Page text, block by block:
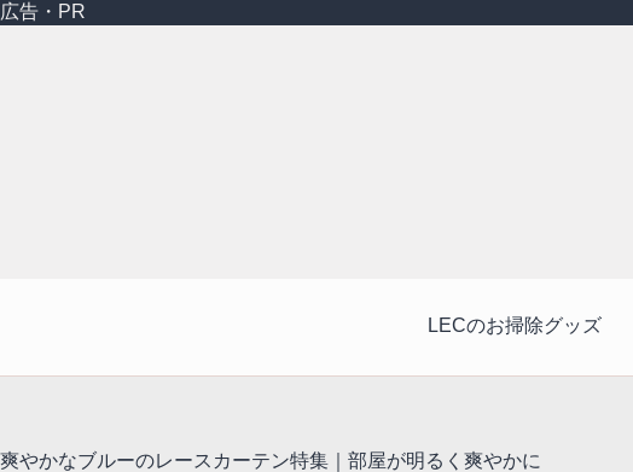
コ
広告・PR
LECのお掃除グッズ
爽やかなブルーのレースカーテン特集｜部屋が明るく爽やかに